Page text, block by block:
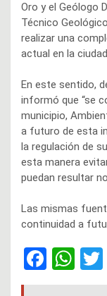
Oro y el Geólogo
Técnico
realizar una
actual en la
En este sentido,
informó que “se
municipio,
a futuro de esta
la regulación de
esta manera
puedan resultar
Las mismas
continuidad a
F
a
W
h